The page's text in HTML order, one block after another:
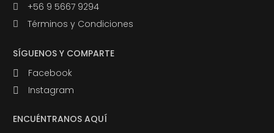
+56 9 5667 9294
Términos y Condiciones
SÍGUENOS Y COMPARTE
Facebook
Instagram
ENCUÉNTRANOS AQUÍ